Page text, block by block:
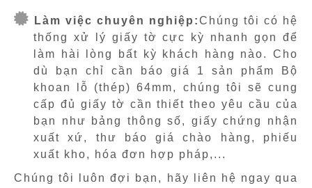
Làm việc chuyên nghiệp:Chúng tôi có hệ
thống xử lý giấy tờ cực kỳ nhanh gọn để
làm hài lòng bất kỳ khách hàng nào. Cho
dù bạn chỉ cần báo giá 1 sản phẩm Bộ
khoan lỗ (thép) 64mm, chúng tôi sẽ cung
cấp đủ giấy tờ cần thiết theo yêu cầu của
bạn như bảng thông số, giấy chứng nhận
xuất xứ, thư báo giá chào hàng, phiếu
xuất kho, hóa đơn hợp pháp,...
Chúng tôi luôn đợi bạn, hãy liên hệ ngay qua